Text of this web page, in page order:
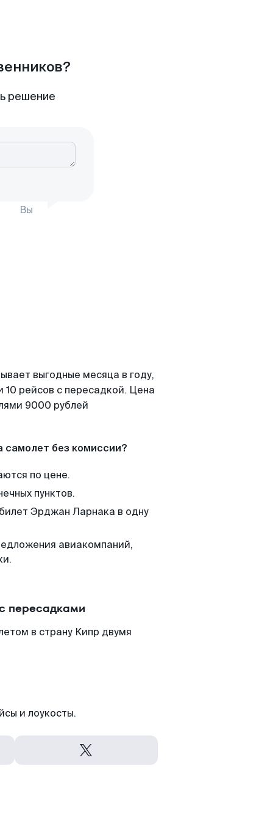
решение
Вы
выгодные месяца в году,
рейсов с пересадкой. Цена
9000 рублей
самолет без комиссии?
по цене.
пунктов.
Эрджан Ларнака в одну
авиакомпаний,
пересадками
в страну Кипр двумя
и лоукосты.